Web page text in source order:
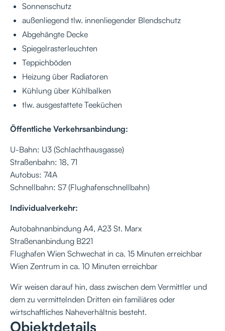
Sonnenschutz
außenliegend tlw. innenliegender Blendschutz
Abgehängte Decke
Spiegelrasterleuchten
Teppichböden
Heizung über Radiatoren
Kühlung über Kühlbalken
tlw. ausgestattete Teeküchen
Öffentliche Verkehrsanbindung:
U-Bahn: U3 (Schlachthausgasse)
Straßenbahn: 18, 71
Autobus: 74A
Schnellbahn: S7 (Flughafenschnellbahn)
Individualverkehr:
Autobahnanbindung A4, A23 St. Marx
Straßenanbindung B221
Flughafen Wien Schwechat in ca. 15 Minuten erreichbar
Wien Zentrum in ca. 10 Minuten erreichbar
Wir weisen darauf hin, dass zwischen dem Vermittler und
dem zu vermittelnden Dritten ein familiäres oder
wirtschaftliches Naheverhältnis besteht.
Objektdetails